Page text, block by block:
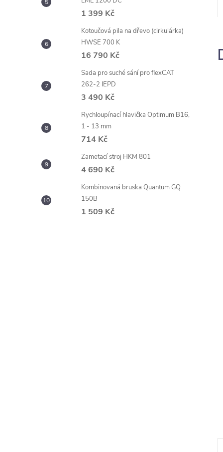
1 399 Kč
Kotoučová pila na dřevo (cirkulárka)
HWSE 700 K
16 790 Kč
Sada pro suché sání pro flexCAT
262-2 IEPD
3 490 Kč
Rychloupínací hlavička Optimum B16,
1 - 13 mm
714 Kč
Zametací stroj HKM 801
4 690 Kč
Kombinovaná bruska Quantum GQ
150B
1 509 Kč